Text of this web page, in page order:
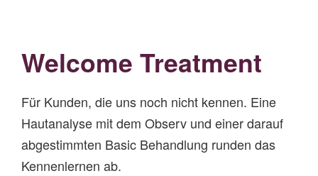
Welcome Treatment
Für Kunden, die uns noch nicht kennen. Eine
Hautanalyse mit dem Observ und einer darauf
abgestimmten Basic Behandlung runden das
Kennenlernen ab.